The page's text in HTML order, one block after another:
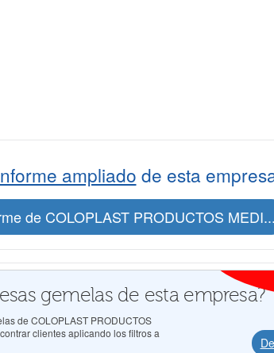
ampliado de esta
de COLOPLAST PRODUCTOS
gemelas de esta empresa?
de COLOPLAST PRODUCTOS
clientes aplicando los filtros a